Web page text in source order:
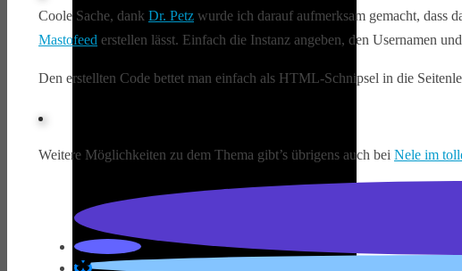
Coole Sache, dank Dr. Petz wurde ich darauf aufmerksam gemacht, dass
Mastofeed erstellen lässt. Einfach die Instanz angeben, den Usernamen
Den erstellten Code bettet man einfach als HTML-Schnipsel in die
Weitere Möglichkeiten zu dem Thema gibt’s übrigens auch bei Nele im